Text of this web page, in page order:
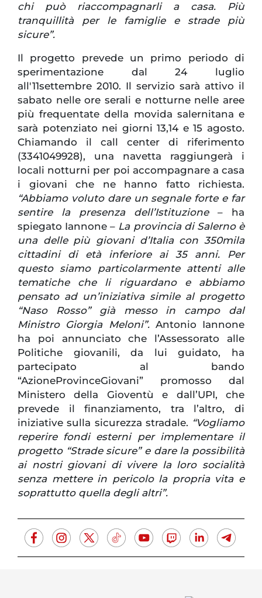
chi può riaccompagnarli a casa. Più
tranquillità per le famiglie e strade più
sicure”.
Il progetto prevede un primo periodo di
sperimentazione dal 24 luglio
all'11settembre 2010. Il servizio sarà attivo il
sabato nelle ore serali e notturne nelle aree
più frequentate della movida salernitana e
sarà potenziato nei giorni 13,14 e 15 agosto.
Chiamando il call center di riferimento
(3341049928), una navetta raggiungerà i
locali notturni per poi accompagnare a casa
i giovani che ne hanno fatto richiesta.
“Abbiamo voluto dare un segnale forte e far
sentire la presenza dell’Istituzione – ha
spiegato Iannone – La provincia di Salerno è
una delle più giovani d’Italia con 350mila
cittadini di età inferiore ai 35 anni. Per
questo siamo particolarmente attenti alle
tematiche che li riguardano e abbiamo
pensato ad un’iniziativa simile al progetto
“Naso Rosso” già messo in campo dal
Ministro Giorgia Meloni”. Antonio Iannone
ha poi annunciato che l’Assessorato alle
Politiche giovanili, da lui guidato, ha
partecipato al bando
“AzioneProvinceGiovani” promosso dal
Ministero della Gioventù e dall’UPI, che
prevede il finanziamento, tra l’altro, di
iniziative sulla sicurezza stradale. “Vogliamo
reperire fondi esterni per implementare il
progetto “Strade sicure” e dare la possibilità
ai nostri giovani di vivere la loro socialità
senza mettere in pericolo la propria vita e
soprattutto quella degli altri”.